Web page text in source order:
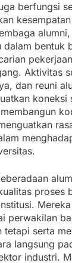
berfungsi
dalam bentuk
Aktivitas
dan reuni
koneksi
proses
perwakilan
tetapi serta
langsung
industri.